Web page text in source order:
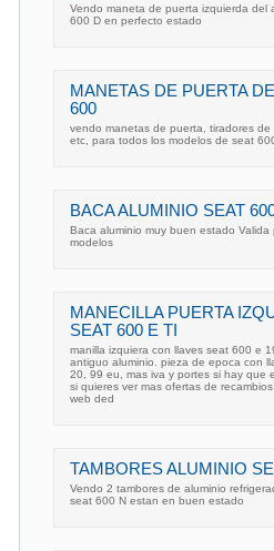
Vendo maneta de puerta izquierda del
600 D en perfecto estado
MANETAS DE PUERTA
600
vendo manetas de puerta, tiradores de
etc, para todos los modelos de seat
BACA ALUMINIO SEAT
Baca aluminio muy buen estado
modelos
MANECILLA PUERTA
SEAT 600 E TI
manilla izquiera con llaves seat 600 e
antiguo aluminio. pieza de epoca con
20, 99 eu, mas iva y portes si hay que
si quieres ver mas ofertas de
web ded
TAMBORES ALUMINIO
Vendo 2 tambores de aluminio
seat 600 N estan en buen estado